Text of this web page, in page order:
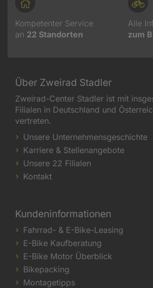
Kompetenter Service
an 22 Standorten
Alle
zum
Über Zweirad Stadler
Zweirad-Center Stadler ist mit
Filialen in Deutschland und
vertreten.
Unsere Unternehmensgeschichte
Karriere & Stellenangebote
Unsere 22 Filialen
Kontakt
Kundeninformationen
Fahrrad- & E-Bike-Leasing
E-Bike Kaufberatung
E-Bike Motor Überblick
Bikepacking
Montagetipps